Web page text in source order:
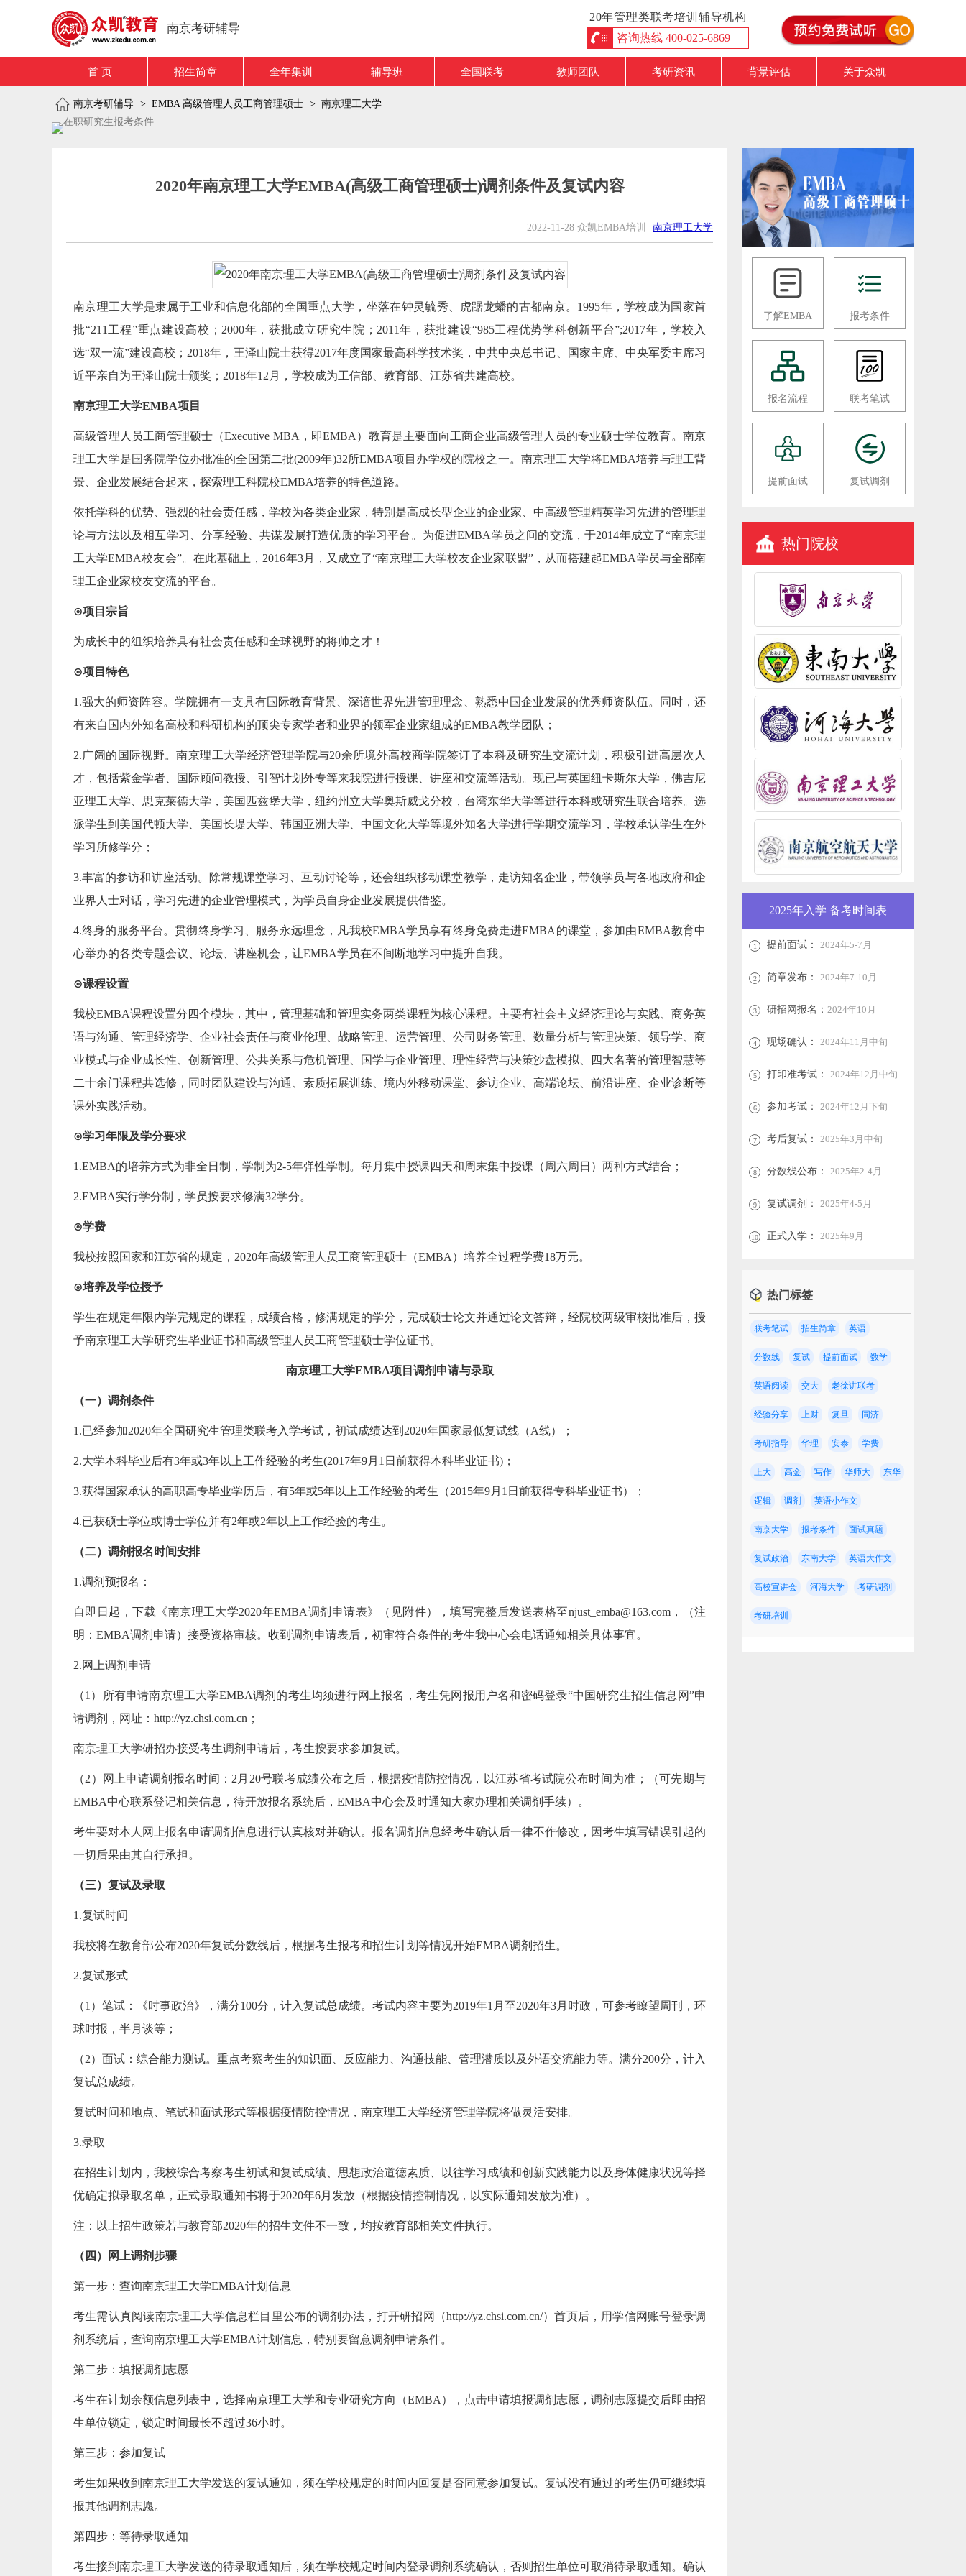
南京考研辅导
20年管理类联考培训辅导机构
咨询热线 400-025-6869
首 页 招生简章 全年集训 辅导班 全国联考 教师团队 考研资讯 背景评估 关于众凯
南京考研辅导 > EMBA 高级管理人员工商管理硕士 > 南京理工大学
2020年南京理工大学EMBA(高级工商管理硕士)调剂条件及复试内容
2022-11-28 众凯EMBA培训 南京理工大学
南京理工大学是隶属于工业和信息化部的全国重点大学，坐落在钟灵毓秀、虎踞龙蟠的古都南京。1995年，学校成为国家首
批“211工程”重点建设高校；2000年，获批成立研究生院；2011年，获批建设“985工程优势学科创新平台”;2017年，学校入
选“双一流”建设高校；2018年，王泽山院士获得2017年度国家最高科学技术奖，中共中央总书记、国家主席、中央军委主席习
近平亲自为王泽山院士颁奖；2018年12月，学校成为工信部、教育部、江苏省共建高校。
南京理工大学EMBA项目
高级管理人员工商管理硕士（Executive MBA，即EMBA）教育是主要面向工商企业高级管理人员的专业硕士学位教育。南京
理工大学是国务院学位办批准的全国第二批(2009年)32所EMBA项目办学权的院校之一。南京理工大学将EMBA培养与理工背
景、企业发展结合起来，探索理工科院校EMBA培养的特色道路。
依托学科的优势、强烈的社会责任感，学校为各类企业家，特别是高成长型企业的企业家、中高级管理精英学习先进的管理理
论与方法以及相互学习、分享经验、共谋发展打造优质的学习平台。为促进EMBA学员之间的交流，于2014年成立了“南京理
工大学EMBA校友会”。在此基础上，2016年3月，又成立了“南京理工大学校友企业家联盟”，从而搭建起EMBA学员与全部南
理工企业家校友交流的平台。
⊙项目宗旨
为成长中的组织培养具有社会责任感和全球视野的将帅之才！
⊙项目特色
1.强大的师资阵容。学院拥有一支具有国际教育背景、深谙世界先进管理理念、熟悉中国企业发展的优秀师资队伍。同时，还
有来自国内外知名高校和科研机构的顶尖专家学者和业界的领军企业家组成的EMBA教学团队；
2.广阔的国际视野。南京理工大学经济管理学院与20余所境外高校商学院签订了本科及研究生交流计划，积极引进高层次人
才，包括紫金学者、国际顾问教授、引智计划外专等来我院进行授课、讲座和交流等活动。现已与英国纽卡斯尔大学，佛吉尼
亚理工大学、思克莱德大学，美国匹兹堡大学，纽约州立大学奥斯威戈分校，台湾东华大学等进行本科或研究生联合培养。选
派学生到美国代顿大学、美国长堤大学、韩国亚洲大学、中国文化大学等境外知名大学进行学期交流学习，学校承认学生在外
学习所修学分；
3.丰富的参访和讲座活动。除常规课堂学习、互动讨论等，还会组织移动课堂教学，走访知名企业，带领学员与各地政府和企
业界人士对话，学习先进的企业管理模式，为学员自身企业发展提供借鉴。
4.终身的服务平台。贯彻终身学习、服务永远理念，凡我校EMBA学员享有终身免费走进EMBA的课堂，参加由EMBA教育中
心举办的各类专题会议、论坛、讲座机会，让EMBA学员在不间断地学习中提升自我。
⊙课程设置
我校EMBA课程设置分四个模块，其中，管理基础和管理实务两类课程为核心课程。主要有社会主义经济理论与实践、商务英
语与沟通、管理经济学、企业社会责任与商业伦理、战略管理、运营管理、公司财务管理、数量分析与管理决策、领导学、商
业模式与企业成长性、创新管理、公共关系与危机管理、国学与企业管理、理性经营与决策沙盘模拟、四大名著的管理智慧等
二十余门课程共选修，同时团队建设与沟通、素质拓展训练、境内外移动课堂、参访企业、高端论坛、前沿讲座、企业诊断等
课外实践活动。
⊙学习年限及学分要求
1.EMBA的培养方式为非全日制，学制为2-5年弹性学制。每月集中授课四天和周末集中授课（周六周日）两种方式结合；
2.EMBA实行学分制，学员按要求修满32学分。
⊙学费
我校按照国家和江苏省的规定，2020年高级管理人员工商管理硕士（EMBA）培养全过程学费18万元。
⊙培养及学位授予
学生在规定年限内学完规定的课程，成绩合格，修满规定的学分，完成硕士论文并通过论文答辩，经院校两级审核批准后，授
予南京理工大学研究生毕业证书和高级管理人员工商管理硕士学位证书。
南京理工大学EMBA项目调剂申请与录取
（一）调剂条件
1.已经参加2020年全国研究生管理类联考入学考试，初试成绩达到2020年国家最低复试线（A线）；
2.大学本科毕业后有3年或3年以上工作经验的考生(2017年9月1日前获得本科毕业证书)；
3.获得国家承认的高职高专毕业学历后，有5年或5年以上工作经验的考生（2015年9月1日前获得专科毕业证书）；
4.已获硕士学位或博士学位并有2年或2年以上工作经验的考生。
（二）调剂报名时间安排
1.调剂预报名：
自即日起，下载《南京理工大学2020年EMBA调剂申请表》（见附件），填写完整后发送表格至njust_emba@163.com，（注
明：EMBA调剂申请）接受资格审核。收到调剂申请表后，初审符合条件的考生我中心会电话通知相关具体事宜。
2.网上调剂申请
（1）所有申请南京理工大学EMBA调剂的考生均须进行网上报名，考生凭网报用户名和密码登录“中国研究生招生信息网”申
请调剂，网址：http://yz.chsi.com.cn；
南京理工大学研招办接受考生调剂申请后，考生按要求参加复试。
（2）网上申请调剂报名时间：2月20号联考成绩公布之后，根据疫情防控情况，以江苏省考试院公布时间为准；（可先期与
EMBA中心联系登记相关信息，待开放报名系统后，EMBA中心会及时通知大家办理相关调剂手续）。
考生要对本人网上报名申请调剂信息进行认真核对并确认。报名调剂信息经考生确认后一律不作修改，因考生填写错误引起的
一切后果由其自行承担。
（三）复试及录取
1.复试时间
我校将在教育部公布2020年复试分数线后，根据考生报考和招生计划等情况开始EMBA调剂招生。
2.复试形式
（1）笔试：《时事政治》，满分100分，计入复试总成绩。考试内容主要为2019年1月至2020年3月时政，可参考瞭望周刊，环
球时报，半月谈等；
（2）面试：综合能力测试。重点考察考生的知识面、反应能力、沟通技能、管理潜质以及外语交流能力等。满分200分，计入
复试总成绩。
复试时间和地点、笔试和面试形式等根据疫情防控情况，南京理工大学经济管理学院将做灵活安排。
3.录取
在招生计划内，我校综合考察考生初试和复试成绩、思想政治道德素质、以往学习成绩和创新实践能力以及身体健康状况等择
优确定拟录取名单，正式录取通知书将于2020年6月发放（根据疫情控制情况，以实际通知发放为准）。
注：以上招生政策若与教育部2020年的招生文件不一致，均按教育部相关文件执行。
（四）网上调剂步骤
第一步：查询南京理工大学EMBA计划信息
考生需认真阅读南京理工大学信息栏目里公布的调剂办法，打开研招网（http://yz.chsi.com.cn/）首页后，用学信网账号登录调
剂系统后，查询南京理工大学EMBA计划信息，特别要留意调剂申请条件。
第二步：填报调剂志愿
考生在计划余额信息列表中，选择南京理工大学和专业研究方向（EMBA），点击申请填报调剂志愿，调剂志愿提交后即由招
生单位锁定，锁定时间最长不超过36小时。
第三步：参加复试
考生如果收到南京理工大学发送的复试通知，须在学校规定的时间内回复是否同意参加复试。复试没有通过的考生仍可继续填
报其他调剂志愿。
第四步：等待录取通知
考生接到南京理工大学发送的待录取通知后，须在学校规定时间内登录调剂系统确认，否则招生单位可取消待录取通知。确认
了解EMBA 报考条件
报名流程 联考笔试
提前面试 复试调剂
热门院校
2025年入学 备考时间表
1 提前面试： 2024年5-7月
2 简章发布： 2024年7-10月
3 研招网报名： 2024年10月
4 现场确认： 2024年11月中旬
5 打印准考试： 2024年12月中旬
6 参加考试： 2024年12月下旬
7 考后复试： 2025年3月中旬
8 分数线公布： 2025年2-4月
9 复试调剂： 2025年4-5月
10 正式入学： 2025年9月
热门标签
联考笔试 招生简章 英语
分数线 复试 提前面试 数学
英语阅读 交大 老徐讲联考
经验分享 上财 复旦 同济
考研指导 华理 安泰 学费
上大 高金 写作 华师大 东华
逻辑 调剂 英语小作文
南京大学 报考条件 面试真题
复试政治 东南大学 英语大作文
高校宣讲会 河海大学 考研调剂
考研培训